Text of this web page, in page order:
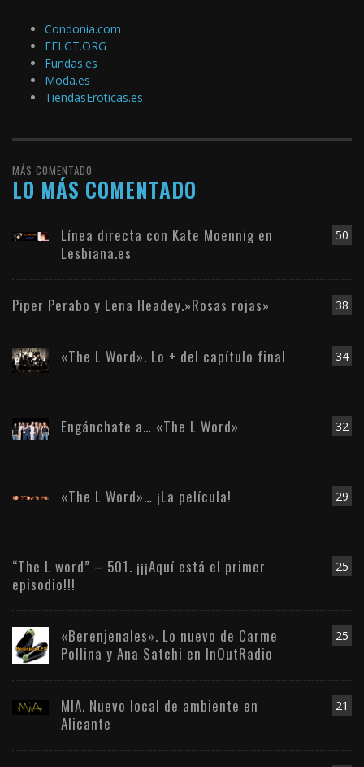
Condonia.com
FELGT.ORG
Fundas.es
Moda.es
TiendasEroticas.es
MÁS COMENTADO
LO MÁS COMENTADO
50
Línea directa con Kate Moennig en
Lesbiana.es
38
Piper Perabo y Lena Headey.»Rosas rojas»
34
«The L Word». Lo + del capítulo final
32
Engánchate a… «The L Word»
29
«The L Word»… ¡La película!
25
“The L word” – 501. ¡¡¡Aquí está el primer
episodio!!!
25
«Berenjenales». Lo nuevo de Carme
Pollina y Ana Satchi en InOutRadio
21
MIA. Nuevo local de ambiente en
Alicante